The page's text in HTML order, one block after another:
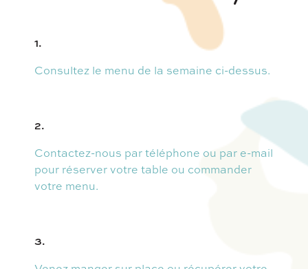
1.
Consultez le menu de la semaine ci-dessus.
2.
Contactez-nous par téléphone ou par e-mail
pour réserver votre table ou commander
votre menu.
3.